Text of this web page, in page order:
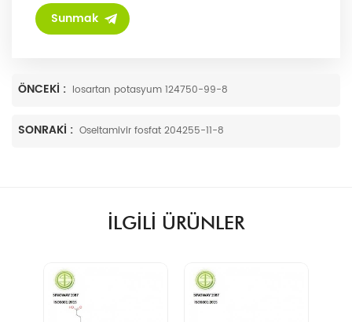
ÖNCEKI : losartan potasyum 124750-99-8
SONRAKI : Oseltamivir fosfat 204255-11-8
ILGILI ÜRÜNLER